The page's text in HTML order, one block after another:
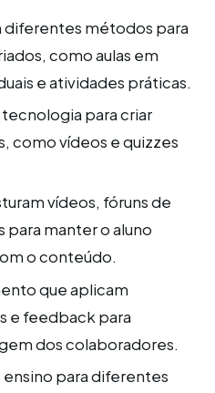
diferentes métodos para
como aulas em
e atividades práticas.
tecnologia para criar
como vídeos e quizzes
vídeos, fóruns de
para manter o aluno
o conteúdo.
que aplicam
e feedback para
dos colaboradores.
para diferentes